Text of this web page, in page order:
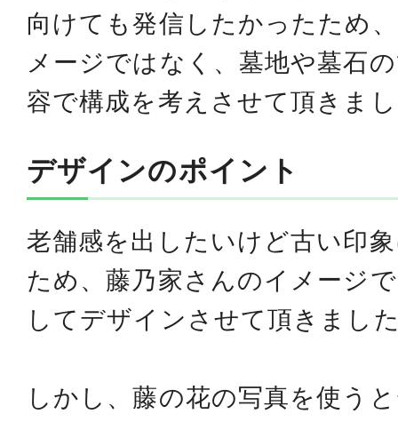
向けても発信したかったため
メージではなく、 墓地や墓石
容で構成を考えさせて頂きま
デザインのポイント
老舗感を出したいけど古い印
ため、藤乃家さんのイメージ
してデザインさせて頂きまし
しかし、藤の花の写真を使う